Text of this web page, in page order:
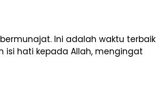
Ini adalah waktu terbaik
isi hati kepada Allah, mengingat